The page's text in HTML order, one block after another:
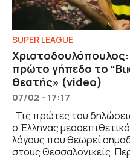
SUPER LEAGUE
πρώτο γήπεδο το
θεατής» (video)
07/02 - 17:17
Τις πρώτες του
ο Έλληνας
λόγους που θεωρεί
στους Θεσσαλονικείς.